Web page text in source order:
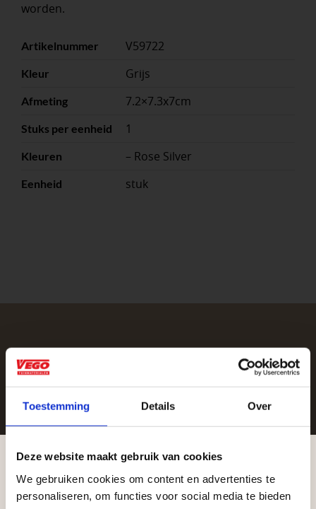
Toestemming Details Over
Deze website maakt gebruik van cookies
We gebruiken cookies om content en advertenties te
personaliseren, om functies voor social media te bieden
worden.
Artikelnummer V59722
Kleur Grijs
Afmeting 7.2×7.3x7cm
Stuks per eenheid 1
Kleuren – Rose Silver
Eenheid stuk
Zakelijke klant worden
Vego Tuinmaterialen is de meest geschikte partner
voor zakelijke klanten op zoek naar tuin- en
infraproducten. Als professionele leverancier van
aan producten van topkwaliteit. Lees meer over de
zakelijke mogelijkheden .
Aangepaste openingstijden tijdens de